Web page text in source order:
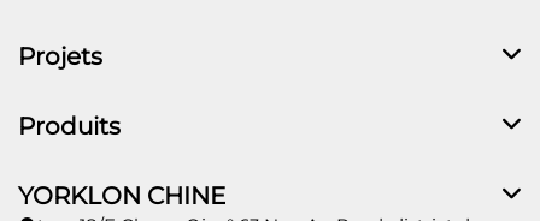
Projets
Produits
YORKLON CHINE